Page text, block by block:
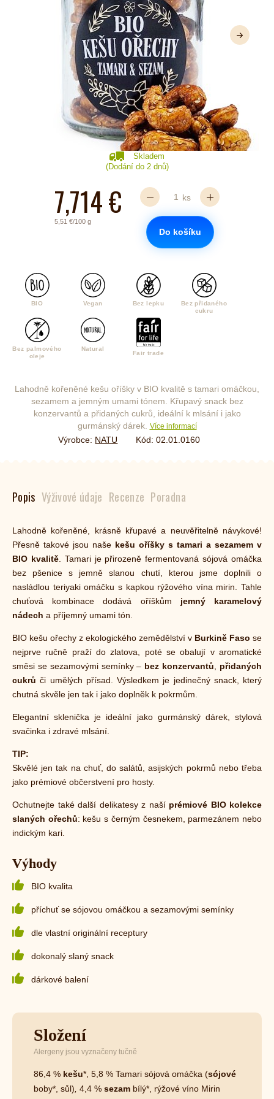
Další
Skladem
(Dodání do 2 dnů)
7,714 €
5,51 €/100 g
ks
Do košíku
BIO Vegan Bez lepku
Bez přidaného
cukru
Bez palmového
oleje
Natural
Fair trade
Lahodně kořeněné kešu oříšky v BIO kvalitě s tamari omáčkou,
sezamem a jemným umami tónem. Křupavý snack bez
konzervantů a přidaných cukrů, ideální k mlsání i jako
gurmánský dárek. Více informací
Výrobce: NATU Kód: 02.01.0160
Popis Výživové údaje Recenze Poradna
Lahodně kořeněné, krásně křupavé a neuvěřitelně návykové!
Přesně takové jsou naše kešu oříšky s tamari a sezamem v
BIO kvalitě. Tamari je přirozeně fermentovaná sójová omáčka
bez pšenice s jemně slanou chutí, kterou jsme doplnili o
nasládlou teriyaki omáčku s kapkou rýžového vína mirin. Tahle
chuťová kombinace dodává oříškům jemný karamelový
nádech a příjemný umami tón.
BIO kešu ořechy z ekologického zemědělství v Burkině Faso se
nejprve ručně praží do zlatova, poté se obalují v aromatické
směsi se sezamovými semínky – bez konzervantů
přidaných
cukrů či umělých přísad. Výsledkem je jedinečný snack, který
chutná skvěle jen tak i jako doplněk k pokrmům.
Elegantní sklenička je ideální jako gurmánský dárek, stylová
svačinka i zdravé mlsání.
TIP:
Skvělé jen tak na chuť, do salátů, asijských pokrmů nebo třeba
jako prémiové občerstvení pro hosty.
Ochutnejte také další delikatesy z naší prémiové BIO kolekce
slaných ořechů: kešu s černým česnekem, parmezánem nebo
indickým kari.
Výhody
BIO kvalita
příchuť se sójovou omáčkou a sezamovými semínky
dle vlastní originální receptury
dokonalý slaný snack
dárkové balení
Složení
Alergeny jsou vyznačeny tučně
86,4 % kešu*, 5,8 % Tamari sójová omáčka (sójové
boby*, sůl), 4,4 % sezam bílý*, rýžové víno Mirin